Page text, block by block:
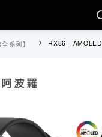
系列】 RX86 - AMOLED